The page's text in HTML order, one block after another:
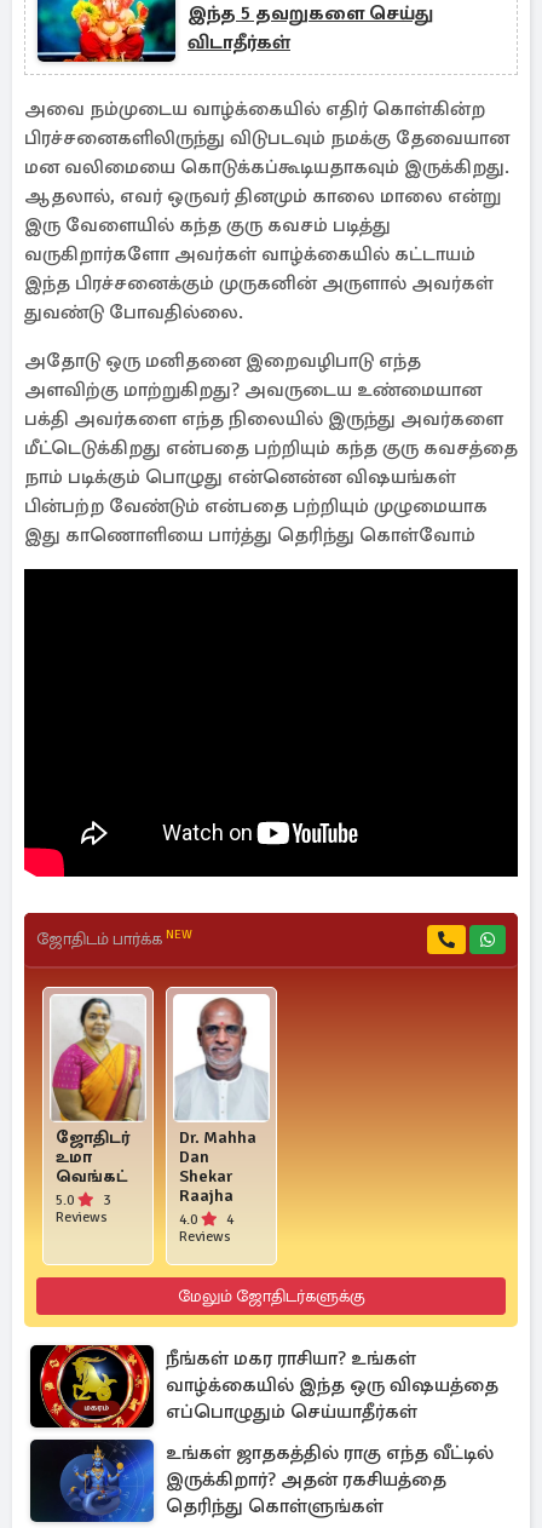
இந்த 5 தவறுகளை செய்து
விடாதீர்கள்
அவை நம்முடைய வாழ்க்கையில் எதிர் கொள்கின்ற
பிரச்சனைகளிலிருந்து விடுபடவும் நமக்கு தேவையான
மன வலிமையை கொடுக்கப்கூடியதாகவும் இருக்கிறது.
ஆதலால், எவர் ஒருவர் தினமும் காலை மாலை என்று
இரு வேளையில் கந்த குரு கவசம் படித்து
வருகிறார்களோ அவர்கள் வாழ்க்கையில் கட்டாயம்
இந்த பிரச்சனைக்கும் முருகனின் அருளால் அவர்கள்
துவண்டு போவதில்லை.
அதோடு ஒரு மனிதனை இறைவழிபாடு எந்த
அளவிற்கு மாற்றுகிறது? அவருடைய உண்மையான
பக்தி அவர்களை எந்த நிலையில் இருந்து அவர்களை
மீட்டெடுக்கிறது என்பதை பற்றியும் கந்த குரு கவசத்தை
நாம் படிக்கும் பொழுது என்னென்ன விஷயங்கள்
பின்பற்ற வேண்டும் என்பதை பற்றியும் முழுமையாக
இது காணொளியை பார்த்து தெரிந்து கொள்வோம்
ஜோதிடம் பார்க்க NEW
ஜோதிடர்
உமா
வெங்கட்
5.0
3
Reviews
Dr. Mahha
Dan
Shekar
Raajha
4.0
4
Reviews
மேலும் ஜோதிடர்களுக்கு
நீங்கள் மகர ராசியா? உங்கள்
வாழ்க்கையில் இந்த ஒரு விஷயத்தை
எப்பொழுதும் செய்யாதீர்கள்
உங்கள் ஜாதகத்தில் ராகு எந்த வீட்டில்
இருக்கிறார்? அதன் ரகசியத்தை
தெரிந்து கொள்ளுங்கள்